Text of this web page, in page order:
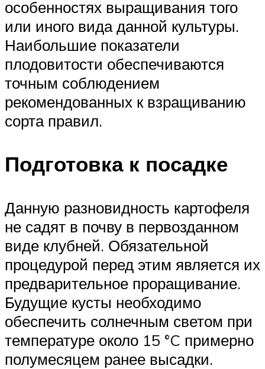
особенностях выращивания того
или иного вида данной культуры.
Наибольшие показатели
плодовитости обеспечиваются
точным соблюдением
рекомендованных к взращиванию
сорта правил.
Подготовка к посадке
Данную разновидность картофеля
не садят в почву в первозданном
виде клубней. Обязательной
процедурой перед этим является их
предварительное проращивание.
Будущие кусты необходимо
обеспечить солнечным светом при
температуре около 15 °C примерно
полумесяцем ранее высадки.